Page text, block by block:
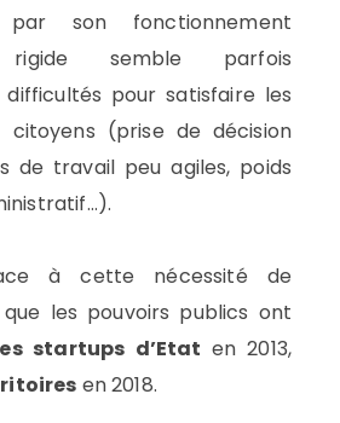
par son fonctionnement
rigide semble parfois
pour satisfaire les
citoyens (prise de décision
de travail peu agiles, poids
à cette nécessité de
les pouvoirs publics ont
startups d’Etat en 2013,
en 2018.